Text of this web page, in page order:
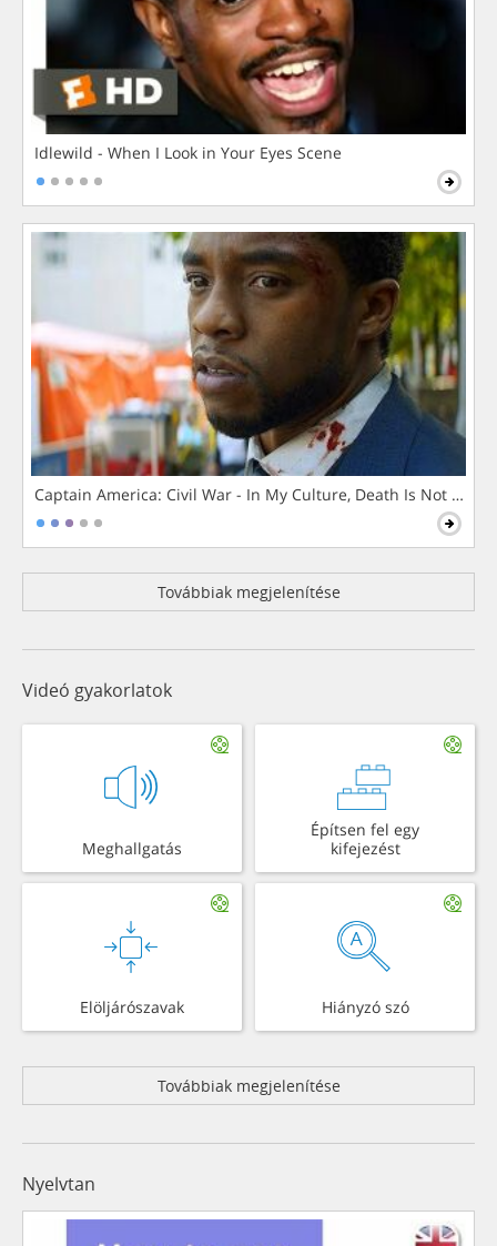
Idlewild - When I Look in Your Eyes Scene
Captain America: Civil War - In My Culture, Death Is Not The
Továbbiak megjelenítése
Videó gyakorlatok
Meghallgatás
Építsen fel egy
kifejezést
Elöljárószavak Hiányzó szó
Továbbiak megjelenítése
Nyelvtan